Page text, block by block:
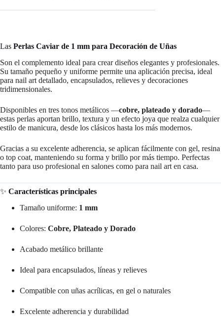
Las Perlas Caviar de 1 mm para Decoración de Uñas
Son el complemento ideal para crear diseños elegantes y profesionales.
Su tamaño pequeño y uniforme permite una aplicación precisa, ideal
para nail art detallado, encapsulados, relieves y decoraciones
tridimensionales.
Disponibles en tres tonos metálicos —cobre, plateado y dorado—
estas perlas aportan brillo, textura y un efecto joya que realza cualquier
estilo de manicura, desde los clásicos hasta los más modernos.
Gracias a su excelente adherencia, se aplican fácilmente con gel, resina
o top coat, manteniendo su forma y brillo por más tiempo. Perfectas
tanto para uso profesional en salones como para nail art en casa.
✨ Características principales
Tamaño uniforme: 1 mm
Colores: Cobre, Plateado y Dorado
Acabado metálico brillante
Ideal para encapsulados, líneas y relieves
Compatible con uñas acrílicas, en gel o naturales
Excelente adherencia y durabilidad